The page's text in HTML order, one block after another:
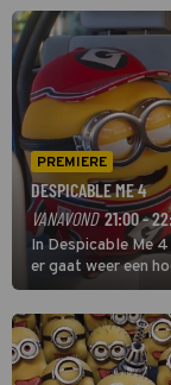
PREMIERE
DESPICABLE ME 4
VANAVOND 21:00 -
In Despicable Me
er gaat weer een